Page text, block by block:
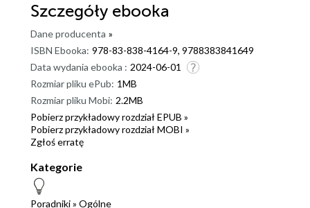
Szczegóły ebooka
Dane producenta »
ISBN Ebooka: 978-83-838-4164-9, 9788383841649
Data wydania ebooka : 2024-06-01
Rozmiar pliku ePub: 1MB
Rozmiar pliku Mobi: 2.2MB
Pobierz przykładowy rozdział EPUB »
Pobierz przykładowy rozdział MOBI »
Zgłoś erratę
Kategorie
Poradniki» Ogólne